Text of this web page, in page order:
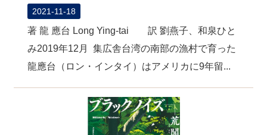
2021-11-18
著 龍 應台 Long Ying-tai 訳 劉燕子、和泉ひと
み2019年12月 集広舎台湾の南部の漁村で育った
龍應台（ロン・インタイ）はアメリカに9年留...